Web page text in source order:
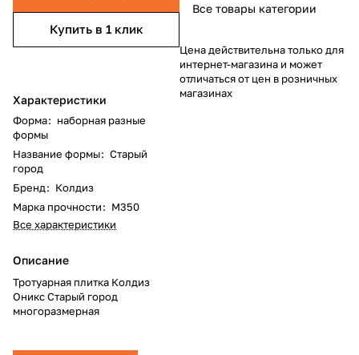
Купить в 1 клик
Характеристики
Форма: наборная разные
формы
Название формы: Старый
город
Бренд: Колдиз
Марка прочности: М350
Все характеристики
Описание
Тротуарная плитка Колдиз
Оникс Старый город
многоразмерная
Все товары категории
Цена действительна только для
интернет-магазина и может
отличаться от цен в розничных
магазинах